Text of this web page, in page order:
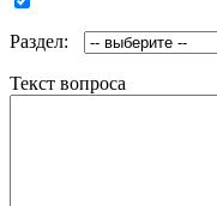
Раздел:
Текст вопроса